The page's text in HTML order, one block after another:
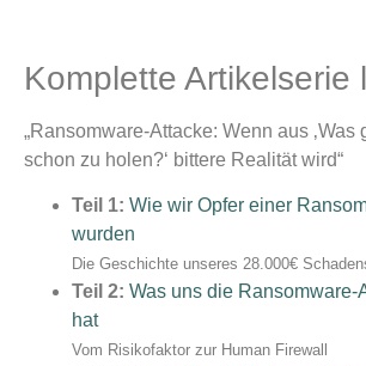
Komplette Artikelserie
„Ransomware-Attacke: Wenn aus ‚Was
schon zu holen?‘ bittere Realität wird“
Teil 1: Wie wir Opfer einer
wurden
Die Geschichte unseres 28.000€
Teil 2: Was uns die Ransomware-
hat
Vom Risikofaktor zur Human Firewall